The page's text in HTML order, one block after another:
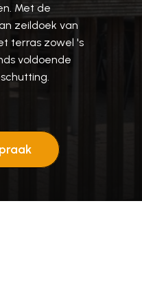
Met de
zeildoek van
terras zowel 's
voldoende